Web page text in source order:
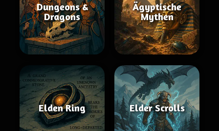
Dungeons &
Dragons
Ägyptische
Mythen
Elden Ring Elder Scrolls